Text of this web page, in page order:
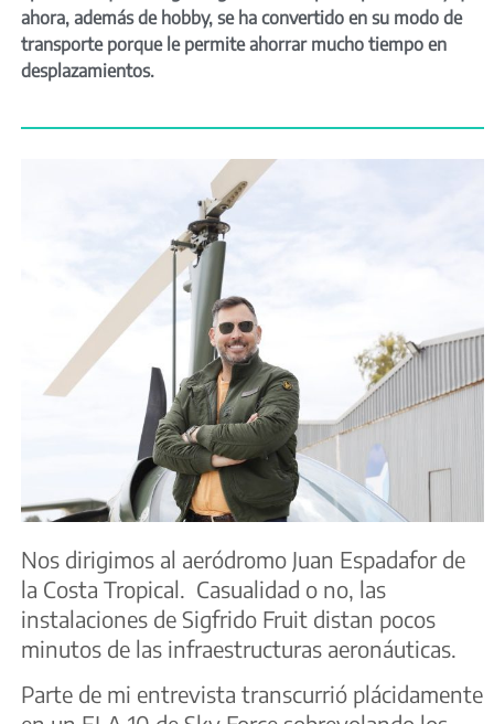
ahora, además de hobby, se ha convertido en su modo de
transporte porque le permite ahorrar mucho tiempo en
desplazamientos.
Nos dirigimos al aeródromo Juan Espadafor de
la Costa Tropical. Casualidad o no, las
instalaciones de Sigfrido Fruit distan pocos
minutos de las infraestructuras aeronáuticas.
Parte de mi entrevista transcurrió plácidamente